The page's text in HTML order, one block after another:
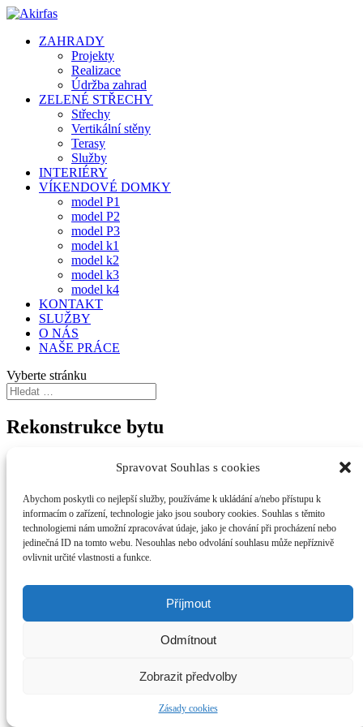
Spravovat Souhlas s cookies
Abychom poskytli co nejlepší služby, používáme k ukládání a/nebo přístupu k
informacím o zařízení, technologie jako jsou soubory cookies. Souhlas s těmito
technologiemi nám umožní zpracovávat údaje, jako je chování při procházení nebo
jedinečná ID na tomto webu. Nesouhlas nebo odvolání souhlasu může nepříznivě
ovlivnit určité vlastnosti a funkce.
Příjmout
Odmítnout
Zobrazit předvolby
Zásady cookies
ZAHRADY
Projekty
Realizace
Údržba zahrad
ZELENÉ STŘECHY
Střechy
Vertikální stěny
Terasy
Služby
INTERIÉRY
VÍKENDOVÉ DOMKY
model P1
model P2
model P3
model k1
model k2
model k3
model k4
KONTAKT
SLUŽBY
O NÁS
NAŠE PRÁCE
Vyberte stránku
Rekonstrukce bytu
Lokalita: Praha Vinohrady
Warning: call_user_func_array() expects parameter 1 to be a valid
callback, function 'monsterinsights_tracking_script' not found or